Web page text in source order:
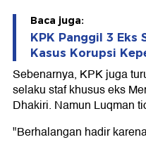
Baca juga:
KPK Panggil 3
Kasus Korupsi
Sebenarnya, KPK juga
selaku staf khusus eks
Dhakiri. Namun Luqman
"Berhalangan hadir